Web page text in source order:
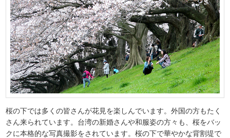
桜の下では多くの皆さんが花見を楽しんでいます。外国の方もたく
さん来られています。台湾の新婚さんや和服姿の方々も、桜をバッ
クに本格的な写真撮影をされています。桜の下で華やかな背割堤で